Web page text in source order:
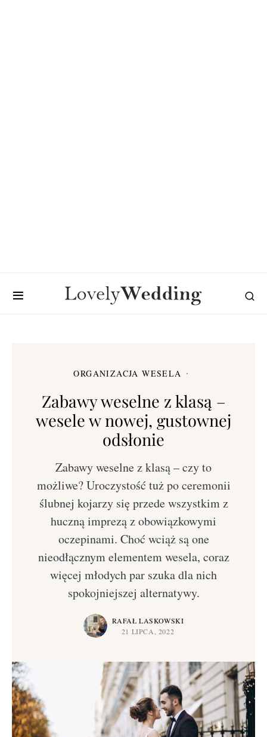
ORGANIZACJA WESELA
Zabawy weselne z klasą –
wesele w nowej, gustownej
odsłonie
Zabawy weselne z klasą – czy to
możliwe? Uroczystość tuż po ceremonii
ślubnej kojarzy się przede wszystkim z
huczną imprezą z obowiązkowymi
oczepinami. Choć wciąż są one
nieodłącznym elementem wesela, coraz
więcej młodych par szuka dla nich
spokojniejszej alternatywy.
RAFAŁ LASKOWSKI
21 LIPCA, 2022